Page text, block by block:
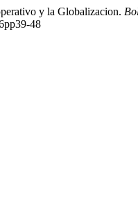
y la Globalizacion.
48